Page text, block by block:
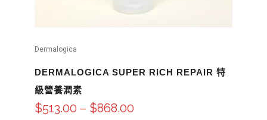
Dermalogica
DERMALOGICA SUPER RICH REPAIR 特
級營養潤素
$513.00 – $868.00